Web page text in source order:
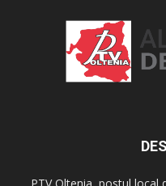
PTV Oltenia, postul local